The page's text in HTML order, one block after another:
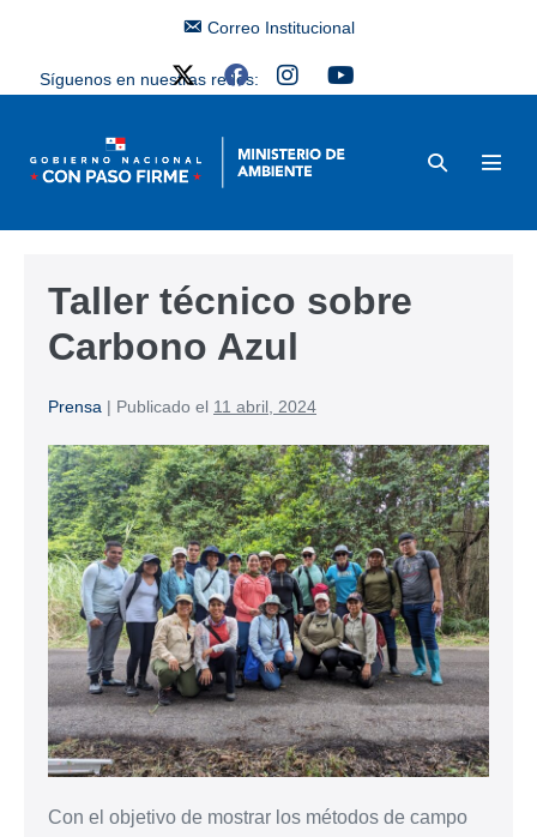
Correo Institucional
Síguenos en nuestras redes:
Taller técnico sobre
Carbono Azul
Prensa | Publicado el 11 abril, 2024
Con el objetivo de mostrar los métodos de campo